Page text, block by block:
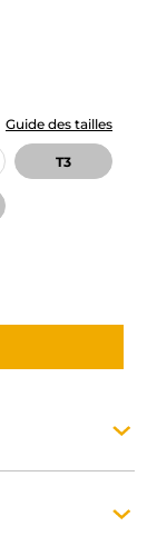
Guide des tailles
T3